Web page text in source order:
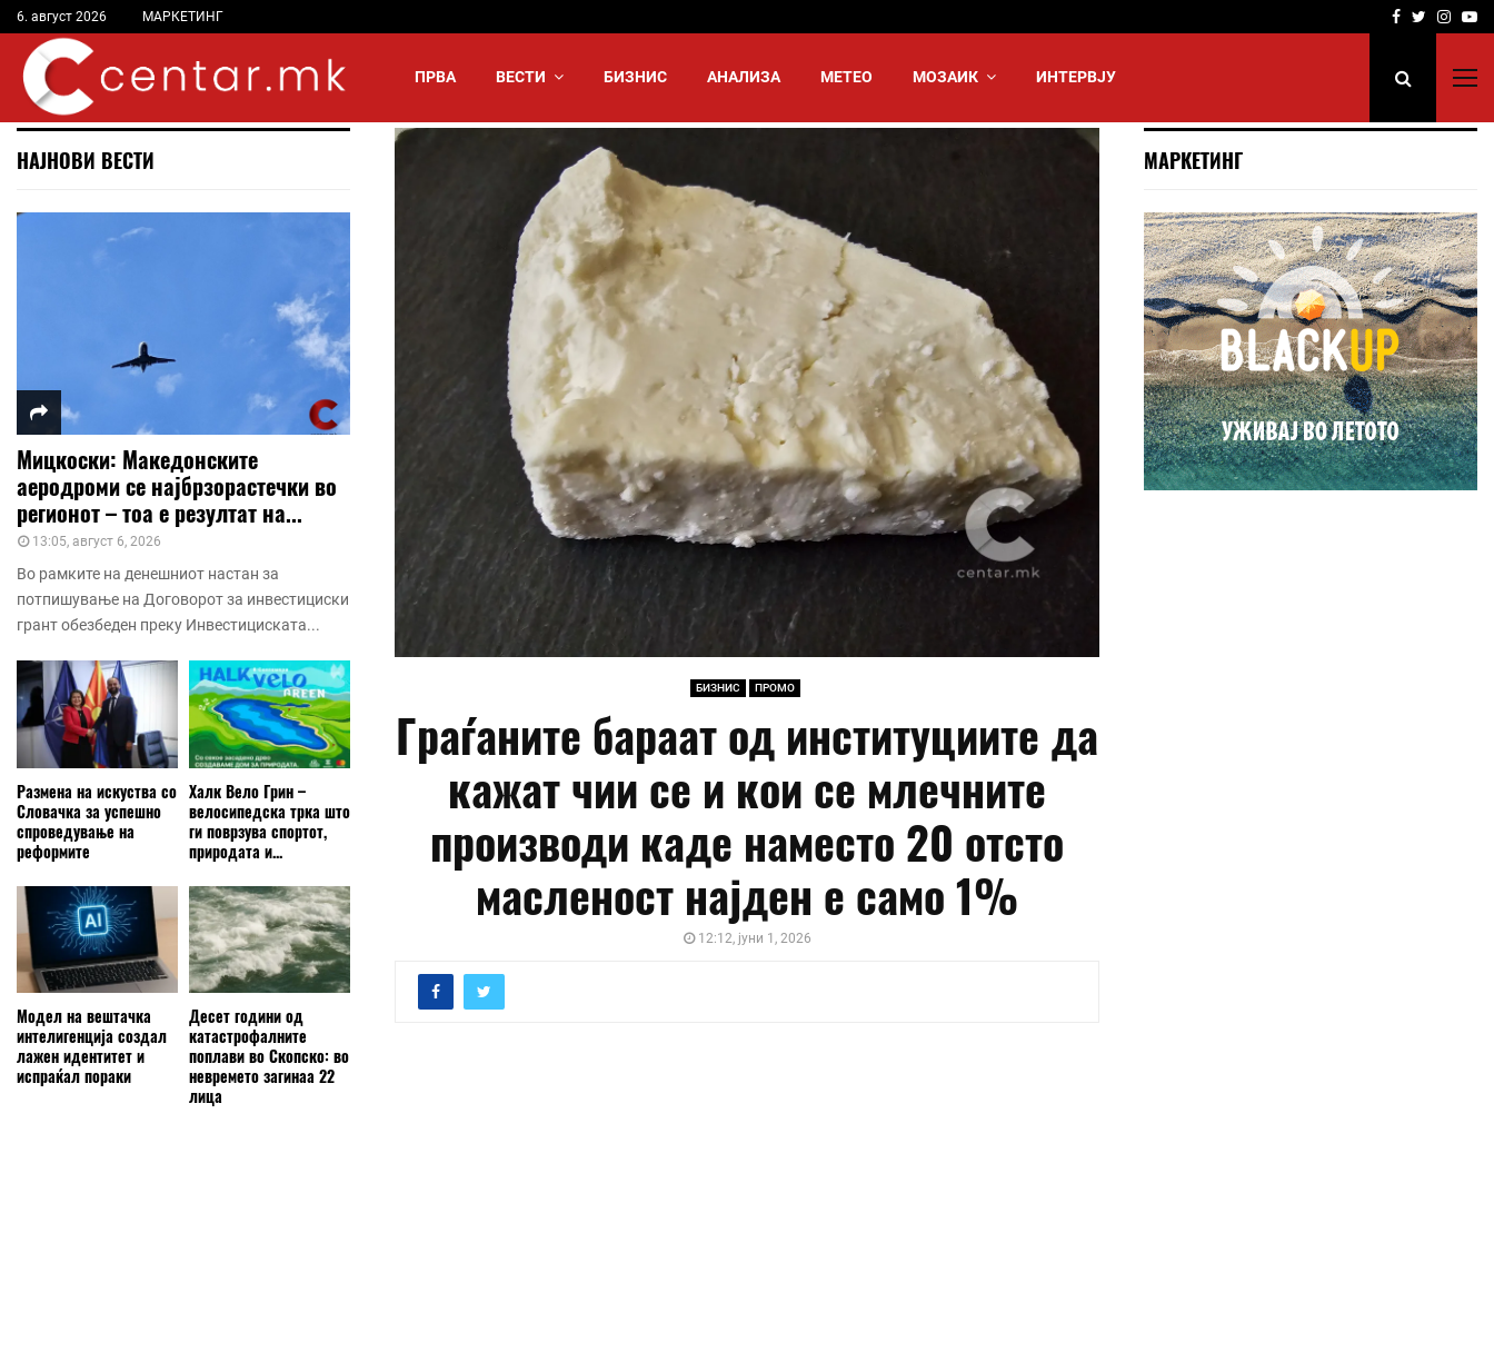
6. август 2026 МАРКЕТИНГ Facebook
Twitter
ПРВА ВЕСТИ БИЗНИС АНАЛИЗА МЕТЕО МОЗАИК ИНТЕРВЈУ
БИЗНИС ПРОМО
Граѓаните бараат од институциите да
кажат чии се и кои се млечните
производи каде наместо 20 отсто
масленост најден е само 1%
12:12, јуни 1, 2026
НАЈНОВИ ВЕСТИ
Мицкоски: Македонските
аеродроми се најбрзорастечки во
регионот – тоа е резултат на...
13:05, август 6, 2026
Во рамките на денешниот настан за
потпишување на Договорот за инвестициски
грант обезбеден преку Инвестициската...
Размена на искуства со
Словачка за успешно
спроведување на
реформите
Халк Вело Грин –
велосипедска трка што
ги поврзува спортот,
природата и...
Модел на вештачка
интелигенција создал
лажен идентитет и
испраќал пораки
Десет години од
катастрофалните
поплави во Скопско: во
невремето загинаа 22
лица
МАРКЕТИНГ